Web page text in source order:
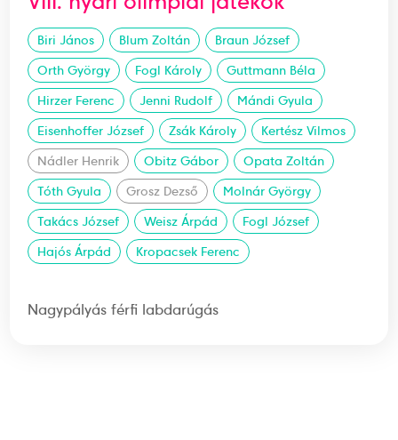
Biri János Blum Zoltán
Braun József
Orth György
Fogl Károly
Guttmann Béla
Hirzer Ferenc
Jenni Rudolf
Mándi Gyula
Eisenhoffer József
Zsák Károly
Kertész Vilmos
Nádler Henrik
Obitz Gábor
Opata Zoltán
Tóth Gyula
Grosz Dezső
Molnár György
Takács József
Weisz Árpád
Fogl József
Hajós Árpád
Kropacsek Ferenc
Nagypályás férfi labdarúgás